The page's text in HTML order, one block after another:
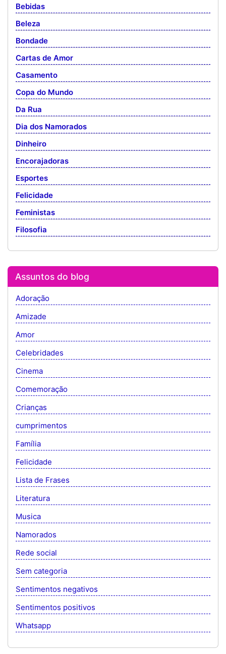
Bebidas
Beleza
Bondade
Cartas de Amor
Casamento
Copa do Mundo
Da Rua
Dia dos Namorados
Dinheiro
Encorajadoras
Esportes
Felicidade
Feministas
Filosofia
Assuntos do blog
Adoração
Amizade
Amor
Celebridades
Cinema
Comemoração
Crianças
cumprimentos
Família
Felicidade
Lista de Frases
Literatura
Musica
Namorados
Rede social
Sem categoria
Sentimentos negativos
Sentimentos positivos
Whatsapp